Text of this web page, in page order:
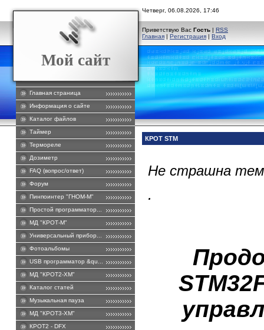
Мой сайт
Главная страница
Информация о сайте
Каталог файлов
Таймер
Термореле
Дозиметр
FAQ (вопрос/ответ)
Форум
Пинпоинтер "ГНОМ-М"
Простой программатор...
МД "КРОТ-М"
Универсальный прибор...
Фотоальбомы
USB программатор &qu...
МД "КРОТ2-ХМ"
Каталог статей
Музыкальная пауза
МД "КРОТ3-ХМ"
КРОТ2 - DFХ
Четверг, 06.08.2026, 17:46
Приветствую Вас Гость | RSS
Главная | Регистрация | Вход
КРОТ STM
Не страшна
.